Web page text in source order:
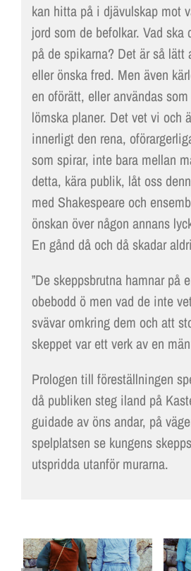
kan hitta på i djävulskap mot
jord som de befolkar. Vad ska
på de spikarna? Det är så lätt
eller önska fred. Men även
en oförätt, eller användas
lömska planer. Det vet vi och
innerligt den rena,
som spirar, inte bara mellan
detta, kära publik, låt oss
med Shakespeare och
önskan över någon annans
En gånd då och då skadar
”De skeppsbrutna hamnar på
obebodd ö men vad de inte
svävar omkring dem och att
skeppet var ett verk av en
Prologen till föreställningen
då publiken steg iland på
guidade av öns andar, på
spelplatsen se kungens
utspridda utanför murarna.